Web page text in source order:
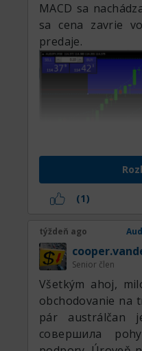
MACD sa
sa cena zavrie
predaje.
(1)
týždeň ago
Senior člen
Všetkým ahoj,
obchodovanie na
pár austrálčan
совершила